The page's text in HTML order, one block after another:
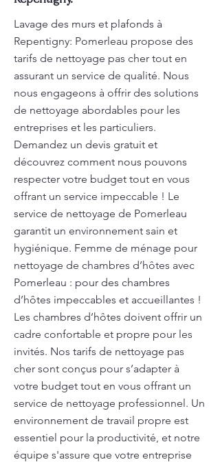
Lavage des murs et plafonds à
Repentigny: Pomerleau propose des
tarifs de nettoyage pas cher tout en
assurant un service de qualité. Nous
nous engageons à offrir des solutions
de nettoyage abordables pour les
entreprises et les particuliers.
Demandez un devis gratuit et
découvrez comment nous pouvons
respecter votre budget tout en vous
offrant un service impeccable ! Le
service de nettoyage de Pomerleau
garantit un environnement sain et
hygiénique. Femme de ménage pour
nettoyage de chambres d’hôtes avec
Pomerleau : pour des chambres
d’hôtes impeccables et accueillantes !
Les chambres d’hôtes doivent offrir un
cadre confortable et propre pour les
invités. Nos tarifs de nettoyage pas
cher sont conçus pour s’adapter à
votre budget tout en vous offrant un
service de nettoyage professionnel. Un
environnement de travail propre est
essentiel pour la productivité, et notre
équipe s'assure que votre entreprise